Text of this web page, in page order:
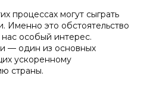
процессах могут сыграть
Именно это обстоятельство
особый интерес.
— один из основных
ускоренному
страны.